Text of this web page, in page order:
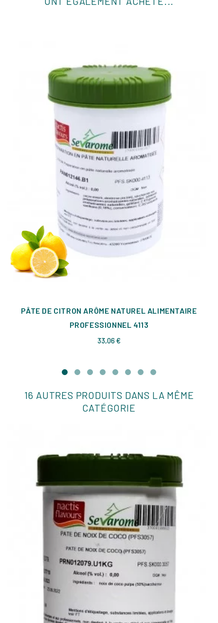
PÂTE DE CITRON ARÔME NATUREL ALIMENTAIRE
PROFESSIONNEL 4113
33,06 €
16 AUTRES PRODUITS DANS LA MÊME
CATÉGORIE